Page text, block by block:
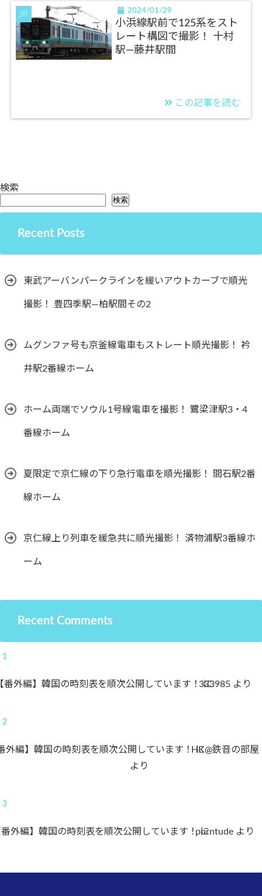
JR 2024/01/29
小浜線駅前で125系をスト
レート構図で撮影！ 十村
駅―藤井駅間
この記事を読む
検索
検索
Recent Posts
東武アーバンパークラインを緩いアウトカーブで順光
撮影！ 豊四季駅―柏駅間その2
ムグンファ号も京釜線電車もストレート順光撮影！ 衿
井駅2番線ホーム
ホーム両端でソウル1号線電車を撮影！ 鷺梁津駅3・4
番線ホーム
夏限定で京仁線の下り急行電車を順光撮影！ 間石駅2番
線ホーム
京仁線上り列車を緩急共に順光撮影！ 済物浦駅3番線ホ
ーム
Recent Comments
番外編】韓国の時刻表を順次公開しています！に
333985より
外編】韓国の時刻表を順次公開しています！ に
HK@鉄音の部屋
より
外編】韓国の時刻表を順次公開しています！に
porntude より